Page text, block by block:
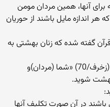
آنها، همین مردان مومن
هر‌ اندازه مایل باشند از حوریان
گفته شده که زنان بهشتی به
اُدْخُلُوا اَلْجَنَّةَ أَنْتُمْ وَ أَزْواجُکُمْ تُحْبرُونَ (زخرف/70) «شما (مردان)و
شوید.
در آن صورت تکلیف آنها